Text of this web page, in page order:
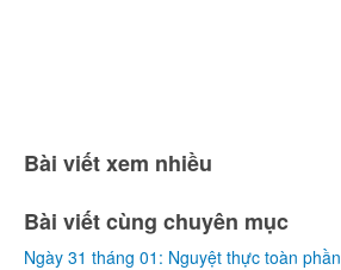
Bài viết xem nhiều
Bài viết cùng chuyên mục
Ngày 31 tháng 01: Nguyệt thực toàn phần